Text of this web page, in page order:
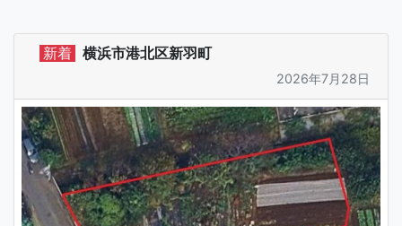
横浜市港北区新羽町
新着
2026年7月28日